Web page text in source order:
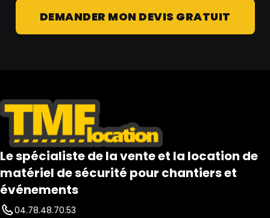
DEMANDER MON DEVIS GRATUIT
Le spécialiste de la vente et la location de
matériel de sécurité pour chantiers et
événements
04.78.48.70.53